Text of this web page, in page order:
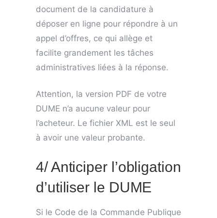
document de la candidature à
déposer en ligne pour répondre à un
appel d’offres, ce qui allège et
facilite grandement les tâches
administratives liées à la réponse.
Attention, la version PDF de votre
DUME n’a aucune valeur pour
l’acheteur. Le fichier XML est le seul
à avoir une valeur probante.
4/ Anticiper l’obligation
d’utiliser le DUME
Si le Code de la Commande Publique